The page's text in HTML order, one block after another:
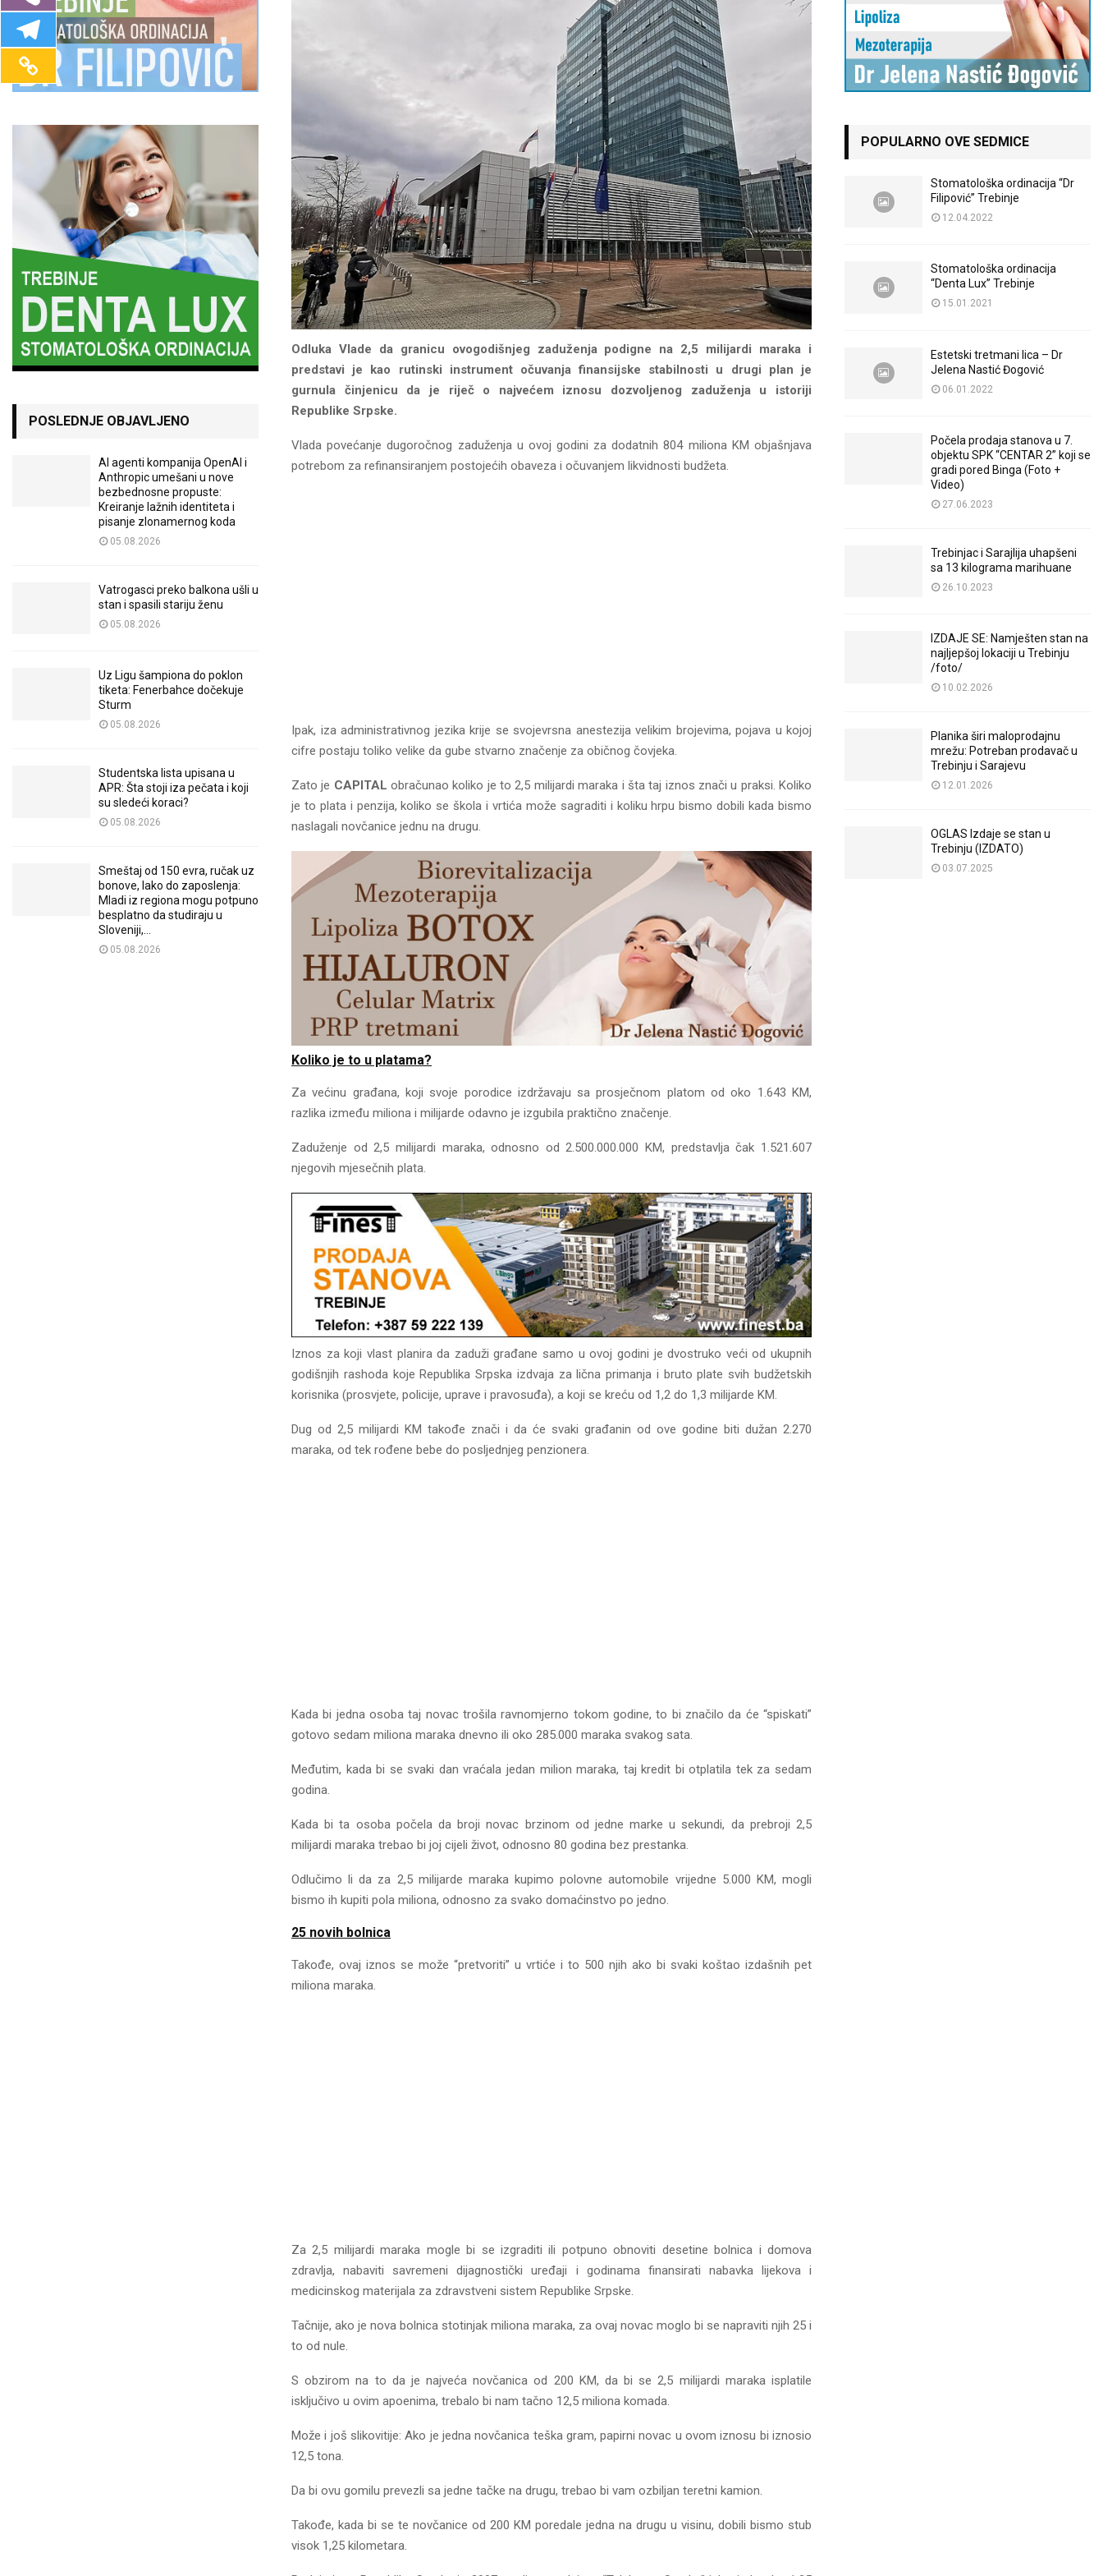
Odluka Vlade da granicu ovogodišnjeg zaduženja podigne na 2,5 milijardi maraka i
predstavi je kao rutinski instrument očuvanja finansijske stabilnosti u drugi plan je
gurnula činjenicu da je riječ o najvećem iznosu dozvoljenog zaduženja u istoriji
Republike Srpske.
Vlada povećanje dugoročnog zaduženja u ovoj godini za dodatnih 804 miliona KM objašnjava
potrebom za refinansiranjem postojećih obaveza i očuvanjem likvidnosti budžeta.
Ipak, iza administrativnog jezika krije se svojevrsna anestezija velikim brojevima, pojava u kojoj
cifre postaju toliko velike da gube stvarno značenje za običnog čovjeka.
Zato je CAPITALobračunao koliko je to 2,5 milijardi maraka i šta taj iznos znači u praksi. Koliko
je to plata i penzija, koliko se škola i vrtića može sagraditi i koliku hrpu bismo dobili kada bismo
naslagali novčanice jednu na drugu.
Koliko je to u platama?
Za većinu građana, koji svoje porodice izdržavaju sa prosječnom platom od oko 1.643 KM,
razlika između miliona i milijarde odavno je izgubila praktično značenje.
Zaduženje od 2,5 milijardi maraka, odnosno od 2.500.000.000 KM, predstavlja čak 1.521.607
njegovih mjesečnih plata.
Iznos za koji vlast planira da zaduži građane samo u ovoj godini je dvostruko veći od ukupnih
godišnjih rashoda koje Republika Srpska izdvaja za lična primanja i bruto plate svih budžetskih
korisnika (prosvjete, policije, uprave i pravosuđa), a koji se kreću od 1,2 do 1,3 milijarde KM.
Dug od 2,5 milijardi KM takođe znači i da će svaki građanin od ove godine biti dužan 2.270
maraka, od tek rođene bebe do posljednjeg penzionera.
Kada bi jedna osoba taj novac trošila ravnomjerno tokom godine, to bi značilo da će “spiskati”
gotovo sedam miliona maraka dnevno ili oko 285.000 maraka svakog sata.
Međutim, kada bi se svaki dan vraćala jedan milion maraka, taj kredit bi otplatila tek za sedam
godina.
Kada bi ta osoba počela da broji novac brzinom od jedne marke u sekundi, da prebroji 2,5
milijardi maraka trebao bi joj cijeli život, odnosno 80 godina bez prestanka.
Odlučimo li da za 2,5 milijarde maraka kupimo polovne automobile vrijedne 5.000 KM, mogli
bismo ih kupiti pola miliona, odnosno za svako domaćinstvo po jedno.
25 novih bolnica
Takođe, ovaj iznos se može “pretvoriti” u vrtiće i to 500 njih ako bi svaki koštao izdašnih pet
miliona maraka.
Za 2,5 milijardi maraka mogle bi se izgraditi ili potpuno obnoviti desetine bolnica i domova
zdravlja, nabaviti savremeni dijagnostički uređaji i godinama finansirati nabavka lijekova i
medicinskog materijala za zdravstveni sistem Republike Srpske.
Tačnije, ako je nova bolnica stotinjak miliona maraka, za ovaj novac moglo bi se napraviti njih 25 i
to od nule.
S obzirom na to da je najveća novčanica od 200 KM, da bi se 2,5 milijardi maraka isplatile
isključivo u ovim apoenima, trebalo bi nam tačno 12,5 miliona komada.
Može i još slikovitije: Ako je jedna novčanica teška gram, papirni novac u ovom iznosu bi iznosio
12,5 tona.
Da bi ovu gomilu prevezli sa jedne tačke na drugu, trebao bi vam ozbiljan teretni kamion.
Takođe, kada bi se te novčanice od 200 KM poredale jedna na drugu u visinu, dobili bismo stub
visok 1,25 kilometara.
POSLEDNJE OBJAVLJENO
AI agenti kompanija OpenAI i
Anthropic umešani u nove
bezbednosne propuste:
Kreiranje lažnih identiteta i
pisanje zlonamernog koda
05.08.2026
Vatrogasci preko balkona ušli u
stan i spasili stariju ženu
05.08.2026
Uz Ligu šampiona do poklon
tiketa: Fenerbahce dočekuje
Sturm
05.08.2026
Studentska lista upisana u
APR: Šta stoji iza pečata i koji
su sledeći koraci?
05.08.2026
Smeštaj od 150 evra, ručak uz
bonove, lako do zaposlenja:
Mladi iz regiona mogu potpuno
besplatno da studiraju u
Sloveniji,...
05.08.2026
POPULARNO OVE SEDMICE
Stomatološka ordinacija “Dr
Filipović” Trebinje
12.04.2022
Stomatološka ordinacija
“Denta Lux” Trebinje
15.01.2021
Estetski tretmani lica – Dr
Jelena Nastić Đogović
06.01.2022
Počela prodaja stanova u 7.
objektu SPK “CENTAR 2” koji se
gradi pored Binga (Foto +
Video)
27.06.2023
Trebinjac i Sarajlija uhapšeni
sa 13 kilograma marihuane
26.10.2023
IZDAJE SE: Namješten stan na
najljepšoj lokaciji u Trebinju
/foto/
10.02.2026
Planika širi maloprodajnu
mrežu: Potreban prodavač u
Trebinju i Sarajevu
12.01.2026
OGLAS Izdaje se stan u
Trebinju (IZDATO)
03.07.2025